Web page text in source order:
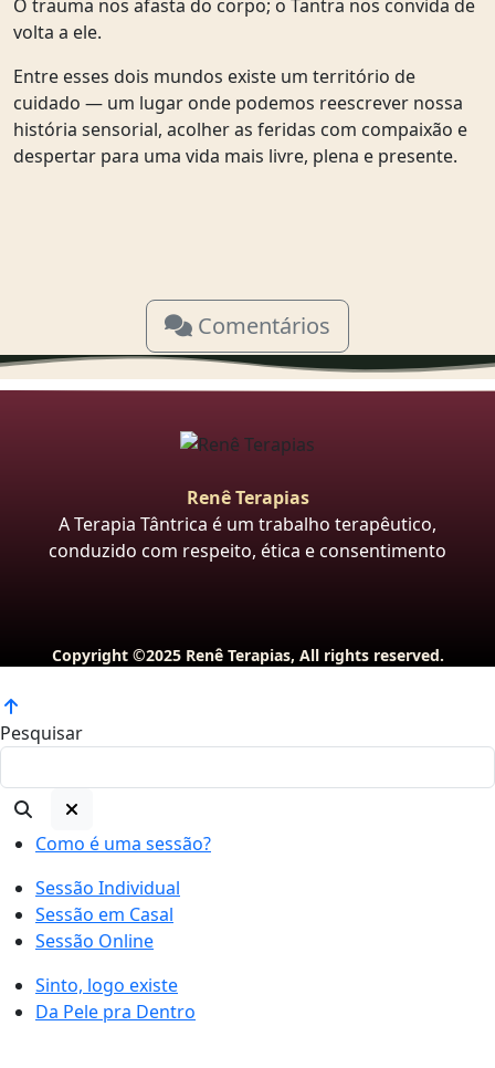
O trauma nos afasta do corpo; o Tantra nos convida de
volta a ele.
Entre esses dois mundos existe um território de
cuidado — um lugar onde podemos reescrever nossa
história sensorial, acolher as feridas com compaixão e
despertar para uma vida mais livre, plena e presente.
Comentários
Renê Terapias
A Terapia Tântrica é um trabalho terapêutico,
conduzido com respeito, ética e consentimento
Copyright ©2025 Renê Terapias, All rights reserved.
Pesquisar
Como é uma sessão?
Sessão Individual
Sessão em Casal
Sessão Online
Sinto, logo existe
Da Pele pra Dentro